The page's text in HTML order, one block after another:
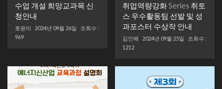
수업 개설 희망교과목 신
청안내
호윤미 2024년 09월 26일
조회수 :
969
취업역량강화 Series 취토
스 우수활동팀 선발 및 성
과포스터 수상작 안내
김인해 2024년 09월 25일
조회수 :
1212